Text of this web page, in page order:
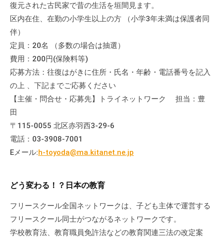
ィ
ア
活
動
の
支
援
や
に
関
る
合
的
な
復元された古民家で昔の生活を垣間見ます。
区内在住、在勤の小学生以上の方 （小学3年未満は保護者同
伴）
定員：20名 （多数の場合は抽選）
費用：200円(保険料等)
応募方法：往復はがきに住所・氏名・年齢・電話番号を記入
の上 、下記までご応募ください
【主催・問合せ・応募先】トライネットワーク 担当：豊
田
〒115-0055 北区赤羽西3-29-6
電話：03-3908-7001
Eメール:h-toyoda@ma.kitanet.ne.jp
どう変わる！？日本の教育
フリースクール全国ネットワークは、子ども主体で運営する
フリースクール同士がつながるネットワークです。
学校教育法、教育職員免許法などの教育関連三法の改定案